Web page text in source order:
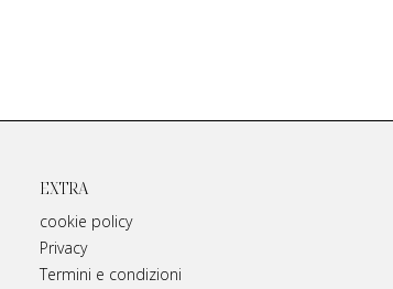
EXTRA
cookie policy
Privacy
Termini e condizioni